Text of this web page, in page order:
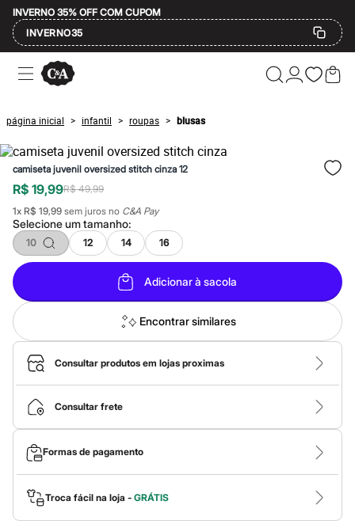
INVERNO 35% OFF COM CUPOM
INVERNO35
Ofertas
Compre por Departamento
Masculino
Infantil
Calçados
Mindse7
Plus Size
Até 20% off
Até 40% off
Até 60% off
A partir de 60% off
Feminino
Em alta
Inverno
Alfaiataria
Novidades
Roupas
Blusas e Camisetas
Básicos
Calças
Casacos e Jaquetas
Jeans
Macacões
Saias
Shorts e Bermudas
Vestidos
Acessórios
Bolsas
Bonés e Chapéus
Bijoux
Cintos
página inicial > infantil > roupas > blusas
camiseta juvenil oversized stitch cinza 12
R$ 19,99R$ 49,99
1x R$ 19,99 sem juros no C&A Pay
Selecione umtamanho:
10 12 14 16
Adicionar à sacola
Encontrar similares
Consultar produtos em lojas proximas
Consultar frete
Formas de pagamento
Troca fácil na loja - GRÁTIS